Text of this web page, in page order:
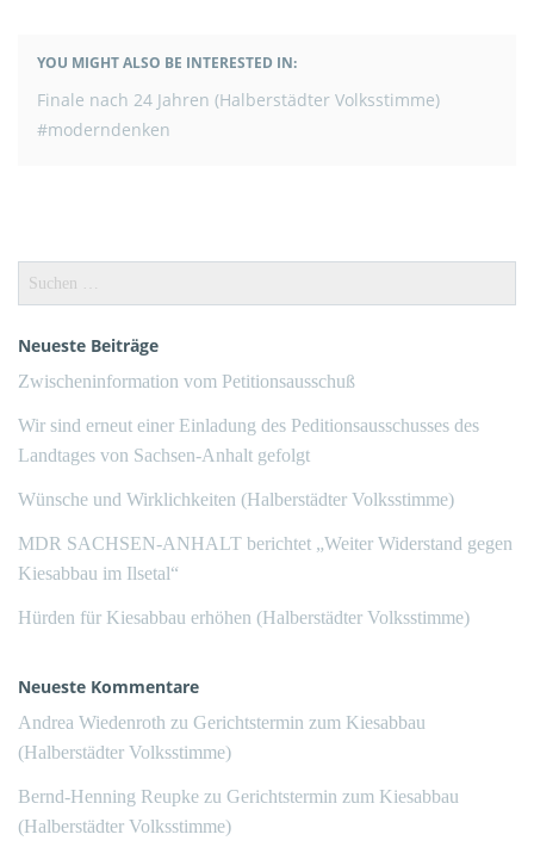
YOU MIGHT ALSO BE INTERESTED IN:
BEITRAGSNAVIGATION
Finale nach 24 Jahren (Halberstädter Volksstimme)
#moderndenken
Suchen
Neueste Beiträge
Zwischeninformation vom Petitionsausschuß
Wir sind erneut einer Einladung des Peditionsausschusses des
Landtages von Sachsen-Anhalt gefolgt
Wünsche und Wirklichkeiten (Halberstädter Volksstimme)
MDR SACHSEN-ANHALT berichtet „Weiter Widerstand gegen
Kiesabbau im Ilsetal“
Hürden für Kiesabbau erhöhen (Halberstädter Volksstimme)
Neueste Kommentare
Andrea Wiedenroth zu Gerichtstermin zum Kiesabbau
(Halberstädter Volksstimme)
Bernd-Henning Reupke zu Gerichtstermin zum Kiesabbau
(Halberstädter Volksstimme)